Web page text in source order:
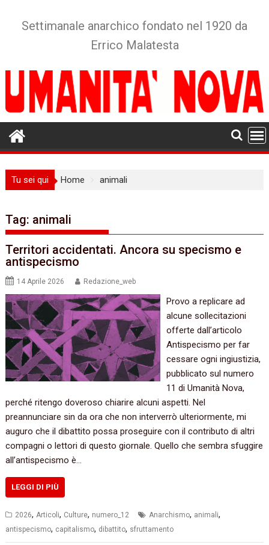
Settimanale anarchico fondato nel 1920 da
Errico Malatesta
Tu sei qui Home animali
Tag: animali
Territori accidentati. Ancora su specismo e
antispecismo
14 Aprile 2026 Redazione_web
Provo a replicare ad
alcune sollecitazioni
offerte dall’articolo
Antispecismo per far
cessare ogni ingiustizia,
pubblicato sul numero
11 di Umanità Nova,
perché ritengo doveroso chiarire alcuni aspetti. Nel
preannunciare sin da ora che non interverrò ulteriormente, mi
auguro che il dibattito possa proseguire con il contributo di altri
compagni o lettori di questo giornale. Quello che sembra sfuggire
all’antispecismo è…
LEGGI DI PIÙ
2026,Articoli, Culture, numero_12 Anarchismo, animali,
antispecismo, capitalismo, dibattito, sfruttamento